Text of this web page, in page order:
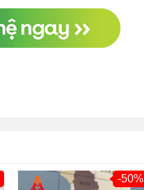
-50%